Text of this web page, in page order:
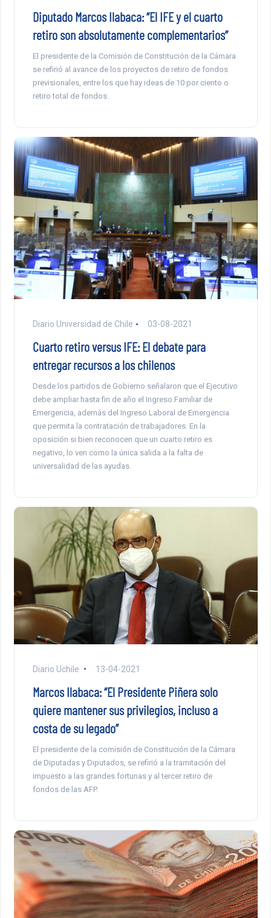
Diputado Marcos Ilabaca: “El IFE y el cuarto
retiro son absolutamente complementarios”
El presidente de la Comisión de Constitución de la Cámara
se refirió al avance de los proyectos de retiro de fondos
previsionales, entre los que hay ideas de 10 por ciento o
retiro total de fondos.
Diario Universidad de Chile 03-08-2021
Cuarto retiro versus IFE: El debate para
entregar recursos a los chilenos
Desde los partidos de Gobierno señalaron que el Ejecutivo
debe ampliar hasta fin de año el Ingreso Familiar de
Emergencia, además del Ingreso Laboral de Emergencia
que permita la contratación de trabajadores. En la
oposición si bien reconocen que un cuarto retiro es
negativo, lo ven como la única salida a la falta de
universalidad de las ayudas.
Diario Uchile 13-04-2021
Marcos Ilabaca: “El Presidente Piñera solo
quiere mantener sus privilegios, incluso a
costa de su legado”
El presidente de la comisión de Constitución de la Cámara
de Diputadas y Diputados, se refirió a la tramitación del
impuesto a las grandes fortunas y al tercer retiro de
fondos de las AFP.